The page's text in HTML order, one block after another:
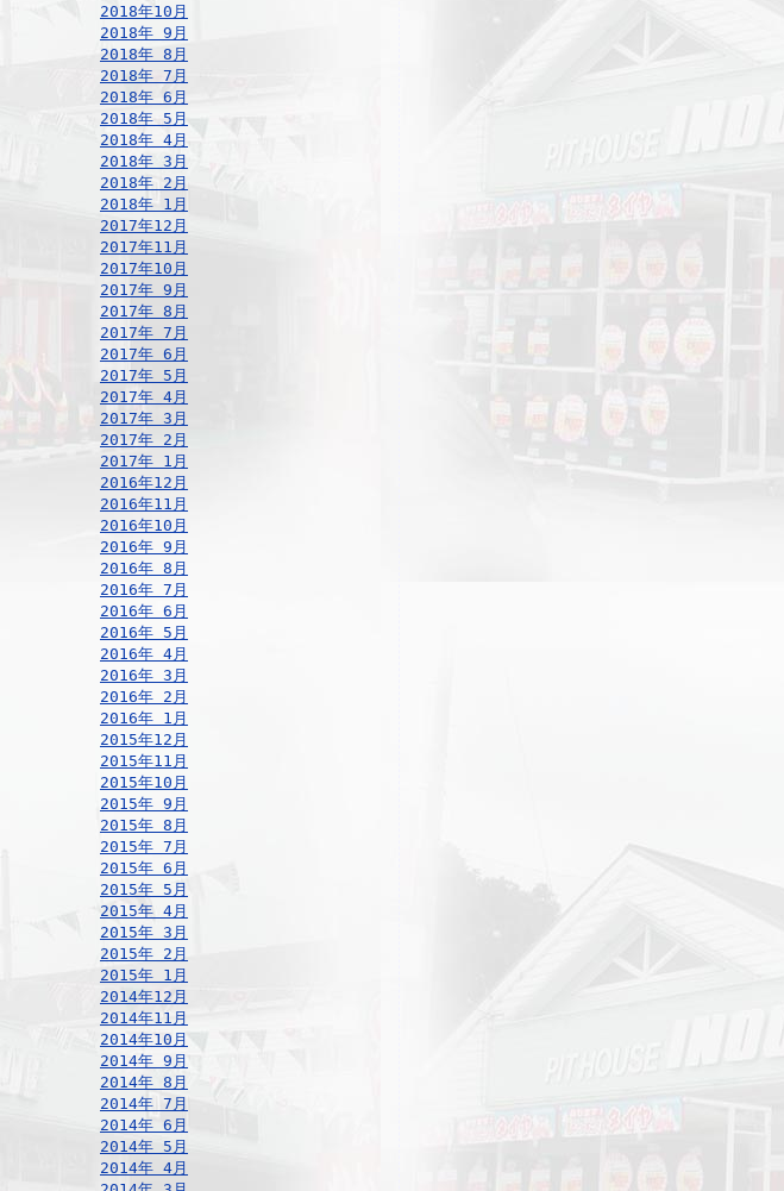
2018年10月
2018年 9月
2018年 8月
2018年 7月
2018年 6月
2018年 5月
2018年 4月
2018年 3月
2018年 2月
2018年 1月
2017年12月
2017年11月
2017年10月
2017年 9月
2017年 8月
2017年 7月
2017年 6月
2017年 5月
2017年 4月
2017年 3月
2017年 2月
2017年 1月
2016年12月
2016年11月
2016年10月
2016年 9月
2016年 8月
2016年 7月
2016年 6月
2016年 5月
2016年 4月
2016年 3月
2016年 2月
2016年 1月
2015年12月
2015年11月
2015年10月
2015年 9月
2015年 8月
2015年 7月
2015年 6月
2015年 5月
2015年 4月
2015年 3月
2015年 2月
2015年 1月
2014年12月
2014年11月
2014年10月
2014年 9月
2014年 8月
2014年 7月
2014年 6月
2014年 5月
2014年 4月